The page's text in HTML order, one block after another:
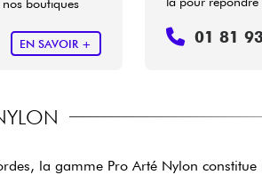
nos boutiques
EN SAVOIR + 01 81
la gamme Pro Arté Nylon constitue